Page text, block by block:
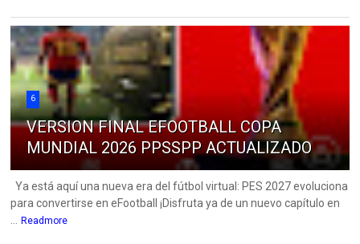
6
VERSION FINAL EFOOTBALL COPA
MUNDIAL 2026 PPSSPP ACTUALIZADO
Ya está aquí una nueva era del fútbol virtual: PES 2027 evoluciona
para convertirse en eFootball ¡Disfruta ya de un nuevo capítulo en
Readmore